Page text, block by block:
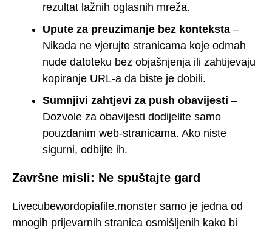
rezultat lažnih oglasnih mreža.
Upute za preuzimanje bez konteksta –
Nikada ne vjerujte stranicama koje odmah
nude datoteku bez objašnjenja ili zahtijevaju
kopiranje URL-a da biste je dobili.
Sumnjivi zahtjevi za push obavijesti –
Dozvole za obavijesti dodijelite samo
pouzdanim web-stranicama. Ako niste
sigurni, odbijte ih.
Završne misli: Ne spuštajte gard
Livecubewordopiafile.monster samo je jedna od
mnogih prijevarnih stranica osmišljenih kako bi